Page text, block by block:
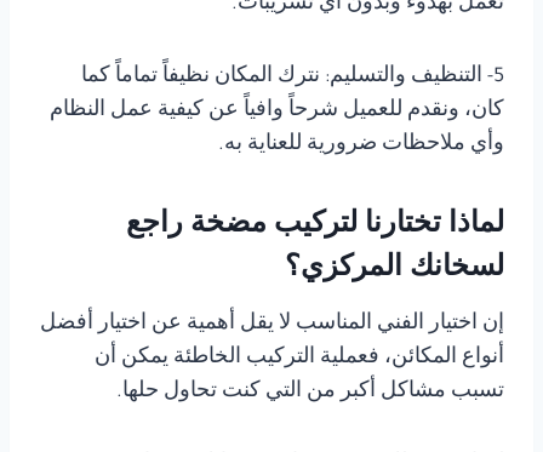
تعمل بهدوء وبدون أي تسريبات.
5- التنظيف والتسليم: نترك المكان نظيفاً تماماً كما
كان، ونقدم للعميل شرحاً وافياً عن كيفية عمل النظام
وأي ملاحظات ضرورية للعناية به.
لماذا تختارنا لتركيب مضخة راجع
لسخانك المركزي؟
إن اختيار الفني المناسب لا يقل أهمية عن اختيار أفضل
أنواع المكائن، فعملية التركيب الخاطئة يمكن أن
تسبب مشاكل أكبر من التي كنت تحاول حلها.